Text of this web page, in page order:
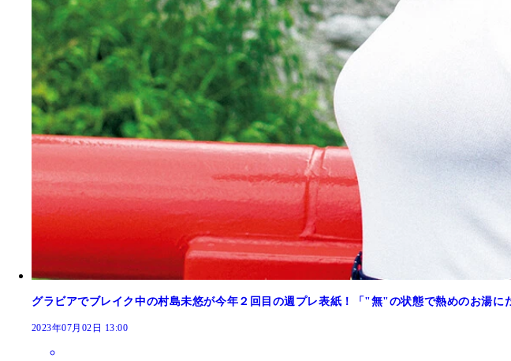
グラビアでブレイク中の村島未悠が今年２回目の週プレ表紙！「"無"の状態で熱めのお湯に
2023年07月02日 13:00